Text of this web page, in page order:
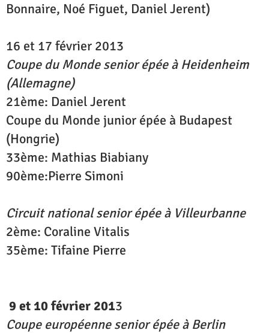
Bonnaire, Noé Figuet, Daniel Jerent)
16 et 17 février 2013
Coupe du Monde senior épée à Heidenheim
(Allemagne)
21ème: Daniel Jerent
Coupe du Monde junior épée à Budapest
(Hongrie)
33ème: Mathias Biabiany
90ème:Pierre Simoni
Circuit national senior épée à Villeurbanne
2ème: Coraline Vitalis
35ème: Tifaine Pierre
9 et 10 février 2013
Coupe européenne senior épée à Berlin